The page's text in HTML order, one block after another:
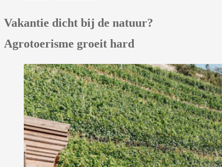
Vakantie dicht bij de natuur?
Agrotoerisme groeit hard